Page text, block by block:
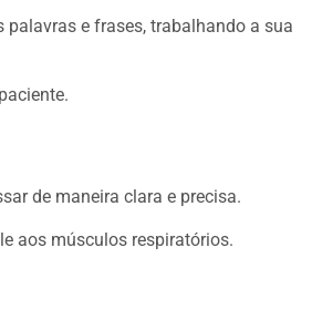
e frases, trabalhando a sua
de maneira clara e precisa.
aos músculos respiratórios.